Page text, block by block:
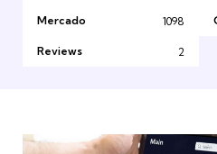
Mercado 1098
Reviews 2